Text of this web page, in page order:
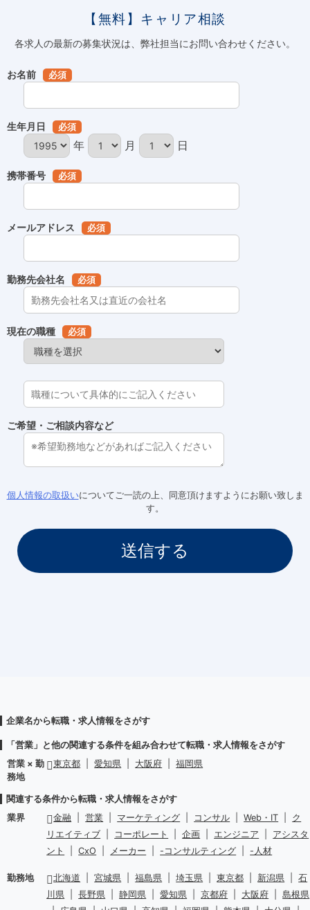
【無料】キャリア相談
各求人の最新の募集状況は、弊社担当にお問い合わせください。
お名前 必須
生年月日 必須
年 月 日
携帯番号 必須
メールアドレス 必須
勤務先会社名 必須
現在の職種 必須
ご希望・ご相談内容など
個人情報の取扱いについてご一読の上、同意頂けますようにお願い致しま
す。
企業名から転職・求人情報をさがす
「営業」と他の関連する条件を組み合わせて転職・求人情報をさがす
営業 × 勤
務地
東京都 愛知県 大阪府 福岡県
関連する条件から転職・求人情報をさがす
業界
金融 営業 マーケティング コンサル Web・IT
ク
リエイティブ
コーポレート 企画 エンジニア
アシスタ
ント
CxO メーカー -コンサルティング -人材
勤務地 北海道 宮城県 福島県 埼玉県 東京都 新潟県
石
川県
長野県 静岡県 愛知県 京都府 大阪府
島根県